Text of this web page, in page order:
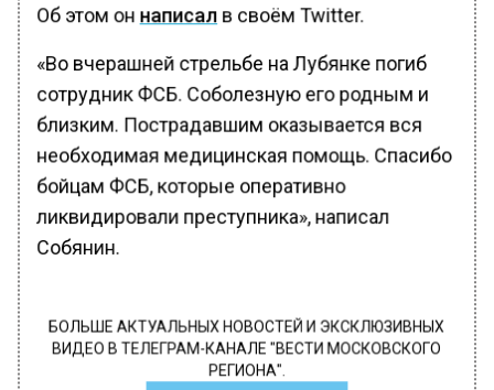
Об этом он написал в своём Twitter.
«Во вчерашней стрельбе на Лубянке погиб
сотрудник ФСБ. Соболезную его родным и
близким. Пострадавшим оказывается вся
необходимая медицинская помощь. Спасибо
бойцам ФСБ, которые оперативно
ликвидировали преступника», написал
Собянин.
БОЛЬШЕ АКТУАЛЬНЫХ НОВОСТЕЙ И ЭКСКЛЮЗИВНЫХ
ВИДЕО В ТЕЛЕГРАМ-КАНАЛЕ "ВЕСТИ МОСКОВСКОГО
РЕГИОНА".